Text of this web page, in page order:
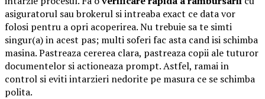
asiguratorul sau brokerul si intreaba exact ce data vor
folosi pentru a opri acoperirea. Nu trebuie sa te simti
singur(a) in acest pas; multi soferi fac asta cand isi schimba
masina. Pastreaza cererea clara, pastreaza copii ale tuturor
documentelor si actioneaza prompt. Astfel, ramai in
control si eviti intarzieri nedorite pe masura ce se schimba
polita.